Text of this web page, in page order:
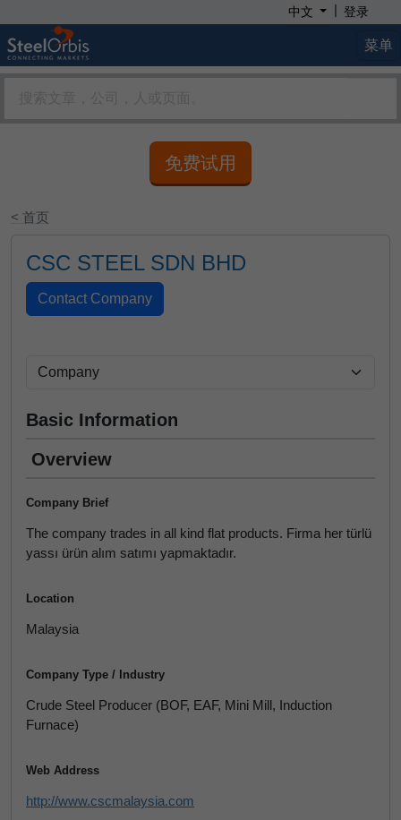
中文 | 登录
菜单
免费试用
< 首页
CSC STEEL SDN BHD
Basic Information
Overview
Company Brief
The company trades in all kind flat products. Firma her türlü
yassı ürün alım satımı yapmaktadır.
Location
Malaysia
Company Type / Industry
Crude Steel Producer (BOF, EAF, Mini Mill, Induction
Furnace)
Web Address
http://www.cscmalaysia.com